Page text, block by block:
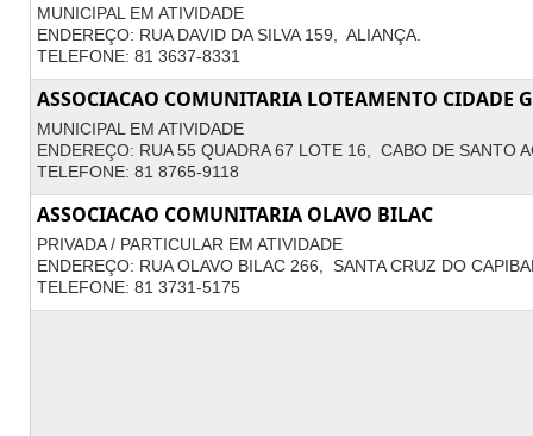
MUNICIPAL EM ATIVIDADE
ENDEREÇO: RUA DAVID DA SILVA 159, ALIANÇA.
TELEFONE: 81 3637-8331
ASSOCIACAO COMUNITARIA LOTEAMENTO CIDADE
MUNICIPAL EM ATIVIDADE
ENDEREÇO: RUA 55 QUADRA 67 LOTE 16, CABO DE SANTO
TELEFONE: 81 8765-9118
ASSOCIACAO COMUNITARIA OLAVO BILAC
PRIVADA / PARTICULAR EM ATIVIDADE
ENDEREÇO: RUA OLAVO BILAC 266, SANTA CRUZ DO
TELEFONE: 81 3731-5175